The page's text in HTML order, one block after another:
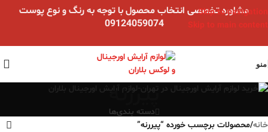
Skip to navigation
Skip to main content
مشاوره تخصصی انتخاب محصول با توجه به رنگ و نوع پوست
09124059074
منو
پیررنه
دسته بندی‌ها
خانه/محصولات برچسب خورده “پیررنه”